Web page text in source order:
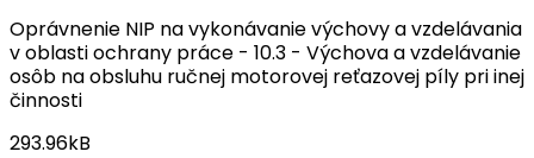
Oprávnenie NIP na vykonávanie výchovy a vzdelávania
v oblasti ochrany práce - 10.3 - Výchova a vzdelávanie
osôb na obsluhu ručnej motorovej reťazovej píly pri inej
činnosti
293.96kB